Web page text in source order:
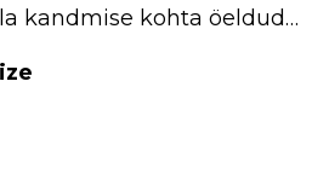
kandmise kohta öeldud…